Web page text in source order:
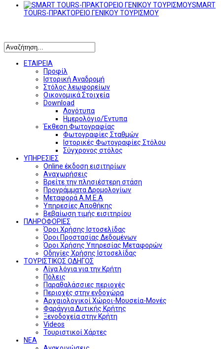
SMART
TOURS-ΠΡΑΚΤΟΡΕΙΟ ΓΕΝΙΚΟΥ ΤΟΥΡΙΣΜΟΥ
ΕΤΑΙΡΕΙΑ
Προφίλ
Ιστορική Αναδρομή
Στόλος λεωφορείων
Οικονομικά Στοιχεία
Download
Λογότυπα
Ημερολόγιο/Έντυπα
Έκθεση Φωτογραφίας
Φωτογραφίες Σταθμών
Ιστορικές Φωτογραφίες Στόλου
Σύγχρονος στόλος
ΥΠΗΡΕΣΙΕΣ
Online έκδοση εισιτηρίων
Αναχωρήσεις
Βρείτε την πλησιέστερη στάση
Προγράμματα Δρομολογίων
Μεταφορά Α.Μ.Ε.Α
Υπηρεσίες Αποθήκης
Βεβαίωση τιμής εισιτηρίου
ΠΛΗΡΟΦΟΡΙΕΣ
Όροι Χρήσης Ιστοσελίδας
Όροι Προστασίας Δεδομένων
Όροι Χρήσης Υπηρεσίας Μεταφορών
Οδηγίες Χρήσης Ιστοσελίδας
ΤΟΥΡΙΣΤΙΚΟΣ ΟΔΗΓΟΣ
Λίγα λόγια για την Κρήτη
Πόλεις
Παραθαλάσσιες περιοχές
Περιοχές στην ενδοχώρα
Αρχαιολογικοί Χώροι-Μουσεία-Μονές
Φαράγγια Δυτικής Κρήτης
Ξενοδοχεία στην Κρήτη
Videos
Τουριστικοί Χάρτες
ΝΕΑ